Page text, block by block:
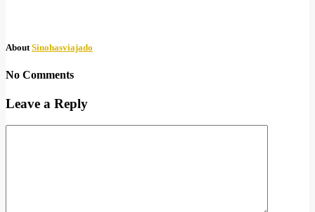
About Sinohasviajado
No Comments
Leave a Reply